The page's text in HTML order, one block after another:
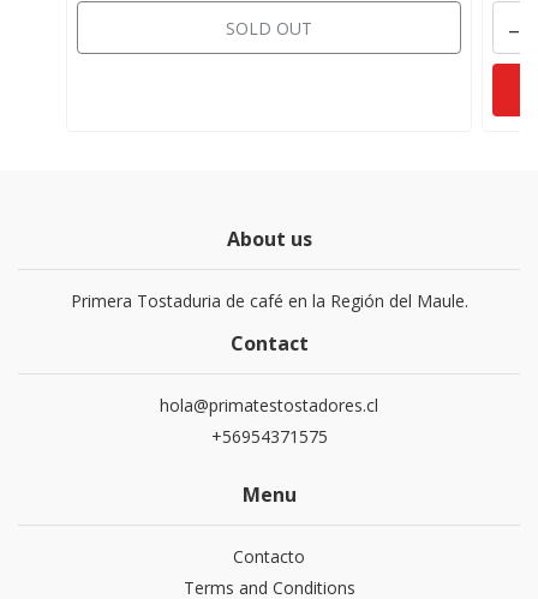
SOLD OUT -
About us
Primera Tostaduria de café en la Región del Maule.
Contact
hola@primatestostadores.cl
+56954371575
Menu
Contacto
Terms and Conditions